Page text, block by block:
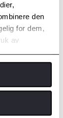
den
for dem,
av